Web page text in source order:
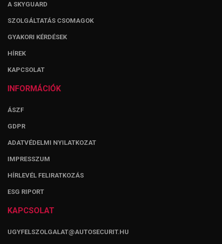
A SKYGUARD
SZOLGÁLTATÁS CSOMAGOK
GYAKORI KÉRDÉSEK
HÍREK
KAPCSOLAT
INFORMÁCIÓK
ÁSZF
GDPR
ADATVÉDELMI NYILATKOZAT
IMPRESSZUM
HÍRLEVÉL FELIRATKOZÁS
ESG RIPORT
KAPCSOLAT
UGYFELSZOLGALAT@AUTOSECURIT.HU